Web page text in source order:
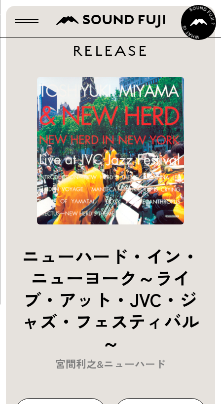
RELEASE
ニューハード・イン・
ニューヨーク～ライ
ブ・アット・JVC・ジ
ャズ・フェスティバル
～
宮間利之&ニューハード